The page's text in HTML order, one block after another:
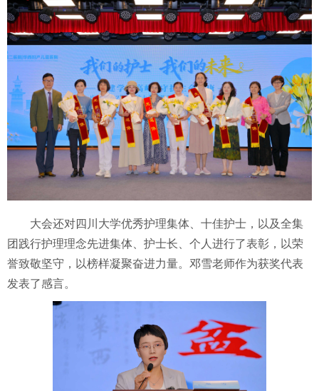
大会还对四川大学优秀护理集体、十佳护士，以及全集
团践行护理理念先进集体、护士长、个人进行了表彰，以荣
誉致敬坚守，以榜样凝聚奋进力量。邓雪老师作为获奖代表
发表了感言。